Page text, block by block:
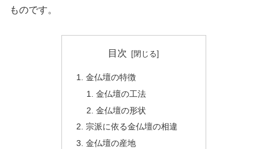
ものです。
目次
金仏壇の特徴
金仏壇の工法
金仏壇の形状
宗派に依る金仏壇の相違
金仏壇の産地